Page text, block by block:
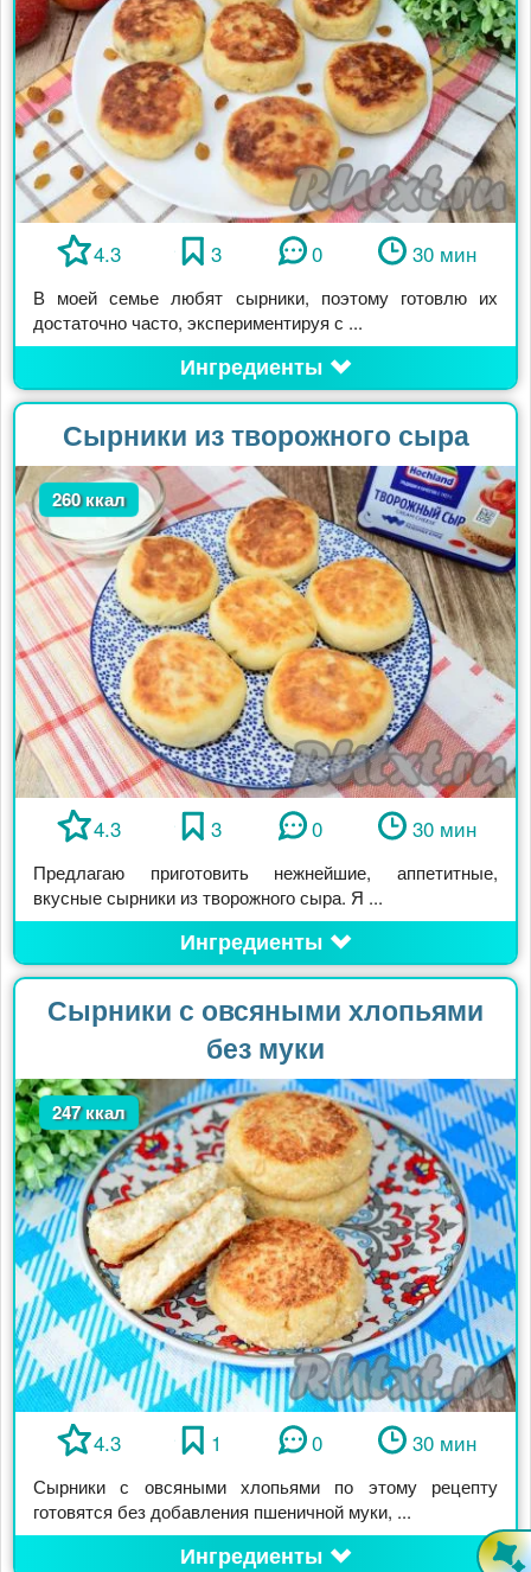
4.3 3 0 30 мин
В моей семье любят сырники, поэтому готовлю их
достаточно часто, экспериментируя с ...
Ингредиенты
Сырники из творожного сыра
260 ккал
4.3 3 0 30 мин
Предлагаю приготовить нежнейшие, аппетитные,
вкусные сырники из творожного сыра. Я ...
Ингредиенты
Сырники с овсяными хлопьями
без муки
247 ккал
4.3 1 0 30 мин
Сырники с овсяными хлопьями по этому рецепту
готовятся без добавления пшеничной муки, ...
Ингредиенты